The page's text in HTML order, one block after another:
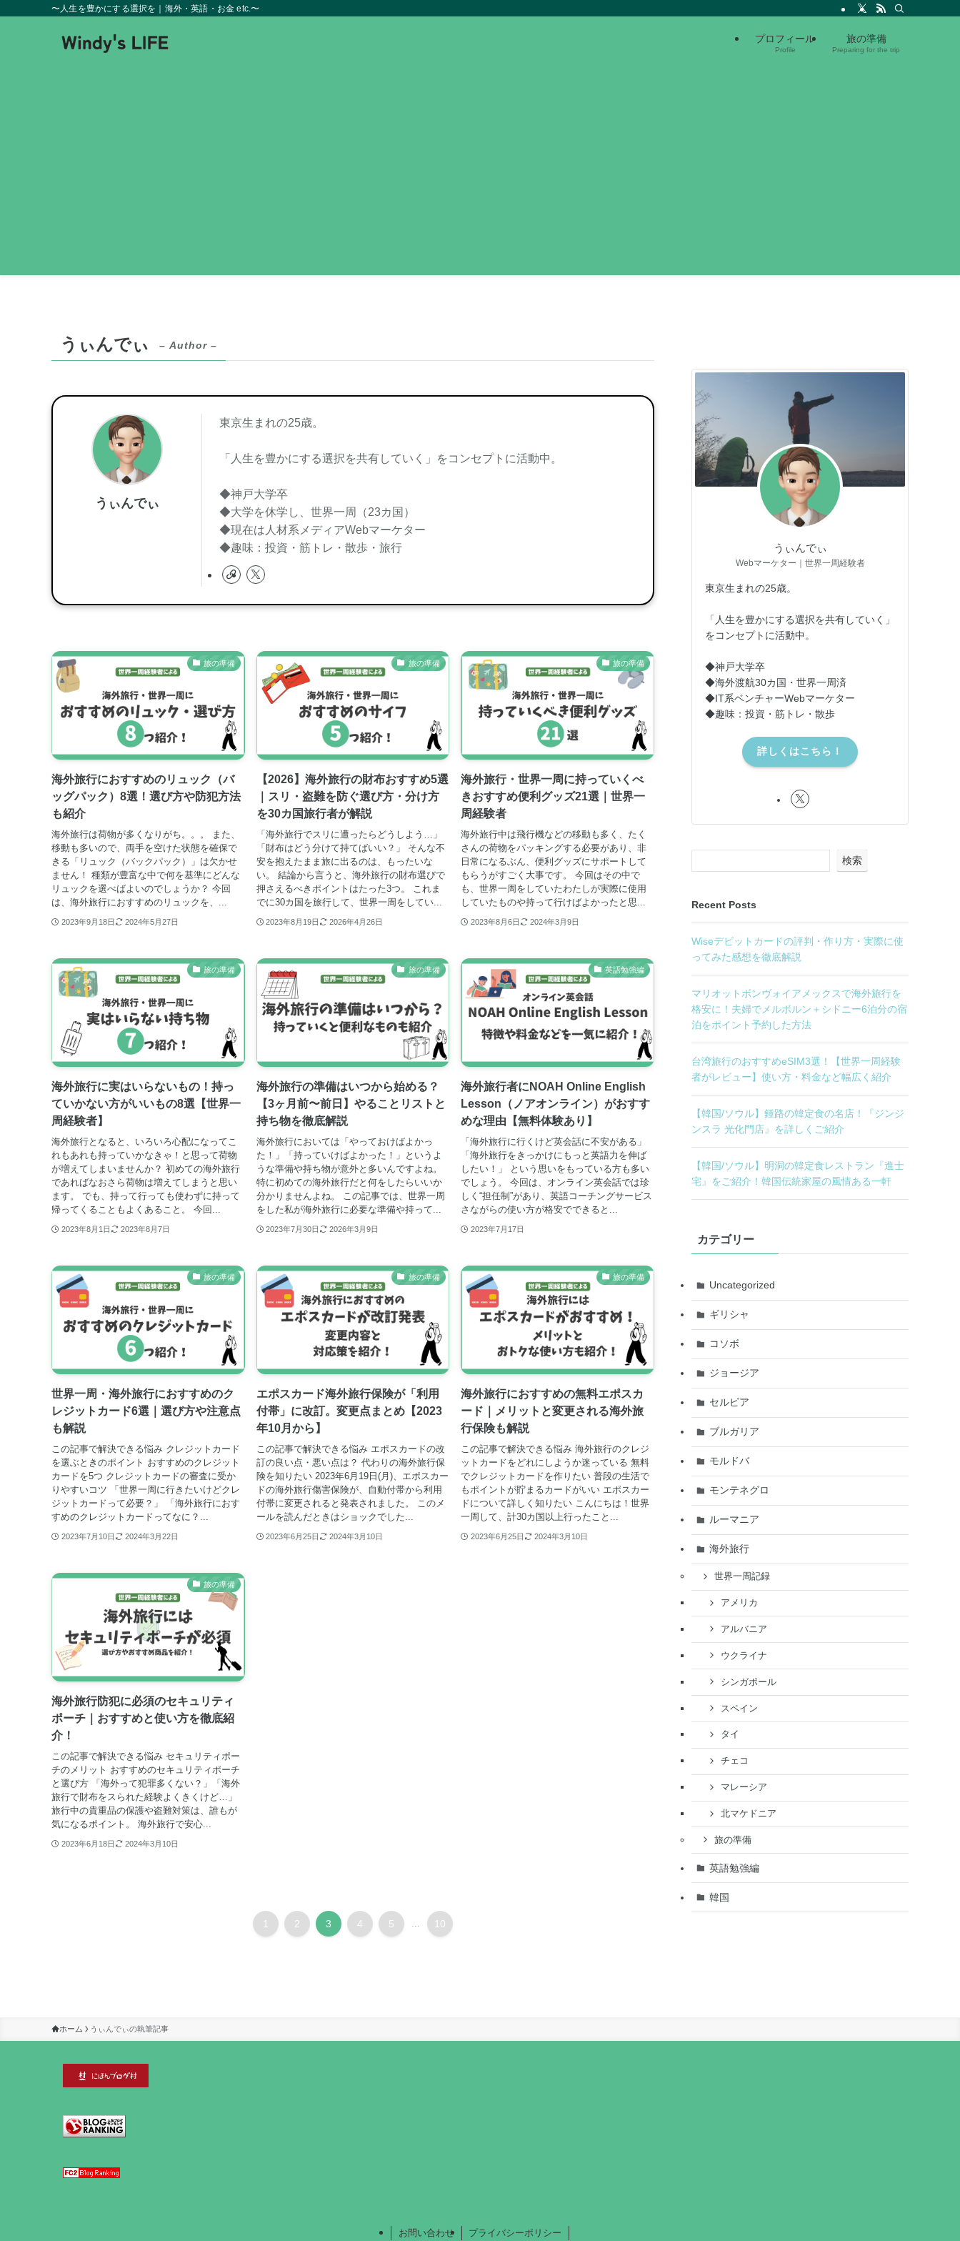
〜人生を豊かにする選択を｜海外・英語・お金 etc.〜
プロフィール
Profile
旅の準備
Preparing for the trip
うぃんでぃ – Author –
うぃんでぃ
東京生まれの25歳。
「人生を豊かにする選択を共有していく」をコンセプトに活動中。
◆神戸大学卒
◆大学を休学し、世界一周（23カ国）
◆現在は人材系メディアWebマーケター
◆趣味：投資・筋トレ・散歩・旅行
旅の準備
海外旅行におすすめのリュック（バ
ッグパック）8選！選び方や防犯方法
も紹介
海外旅行は荷物が多くなりがち。。。 また、
移動も多いので、両手を空けた状態を確保で
きる「リュック（バックパック）」は欠かせ
ません！ 種類が豊富な中で何を基準にどんな
リュックを選べばよいのでしょうか？ 今回
は、海外旅行におすすめのリュックを、...
2023年9月18日 2024年5月27日
旅の準備
【2026】海外旅行の財布おすすめ5選
｜スリ・盗難を防ぐ選び方・分け方
を30カ国旅行者が解説
「海外旅行でスリに遭ったらどうしよう…」
「財布はどう分けて持てばいい？」 そんな不
安を抱えたまま旅に出るのは、もったいな
い。 結論から言うと、海外旅行の財布選びで
押さえるべきポイントはたった3つ。 これま
でに30カ国を旅行して、世界一周をしてい...
2023年8月19日 2026年4月26日
旅の準備
海外旅行・世界一周に持っていくべ
きおすすめ便利グッズ21選｜世界一
周経験者
海外旅行中は飛行機などの移動も多く、たく
さんの荷物をパッキングする必要があり、非
日常になるぶん、便利グッズにサポートして
もらうがすごく大事です。 今回はその中で
も、世界一周をしていたわたしが実際に使用
していたものや持って行けばよかったと思...
2023年8月6日 2024年3月9日
旅の準備
海外旅行に実はいらないもの！持っ
ていかない方がいいもの8選【世界一
周経験者】
海外旅行となると、いろいろ心配になってこ
れもあれも持っていかなきゃ！と思って荷物
が増えてしまいませんか？ 初めての海外旅行
であればなおさら荷物は増えてしまうと思い
ます。 でも、持って行っても使わずに持って
帰ってくることもよくあること。 今回...
2023年8月1日 2023年8月7日
旅の準備
海外旅行の準備はいつから始める？
【3ヶ月前〜前日】やることリストと
持ち物を徹底解説
海外旅行においては「やっておけばよかっ
た！」「持っていけばよかった！」というよ
うな準備や持ち物が意外と多いんですよね。
特に初めての海外旅行だと何をしたらいいか
分かりませんよね。 この記事では、世界一周
をした私が海外旅行に必要な準備や持って...
2023年7月30日 2026年3月9日
英語勉強編
海外旅行者にNOAH Online English
Lesson（ノアオンライン）がおすす
めな理由【無料体験あり】
「海外旅行に行くけど英会話に不安がある」
「海外旅行をきっかけにもっと英語力を伸ば
したい！」 という思いをもっている方も多い
でしょう。 今回は、オンライン英会話では珍
しく“担任制”があり、英語コーチングサービス
さながらの使い方が格安でできると...
2023年7月17日
旅の準備
世界一周・海外旅行におすすめのク
レジットカード6選｜選び方や注意点
も解説
この記事で解決できる悩み クレジットカード
を選ぶときのポイント おすすめのクレジット
カードを5つ クレジットカードの審査に受か
りやすいコツ 「世界一周に行きたいけどクレ
ジットカードって必要？」 「海外旅行におす
すめのクレジットカードってなに？...
2023年7月10日 2024年3月22日
旅の準備
エポスカード海外旅行保険が「利用
付帯」に改訂。変更点まとめ【2023
年10月から】
この記事で解決できる悩み エポスカードの改
訂の良い点・悪い点は？ 代わりの海外旅行保
険を知りたい 2023年6月19日(月)、エポスカー
ドの海外旅行傷害保険が、自動付帯から利用
付帯に変更されると発表されました。 このメ
ールを読んだときはショックでした...
2023年6月25日 2024年3月10日
旅の準備
海外旅行におすすめの無料エポスカ
ード｜メリットと変更される海外旅
行保険も解説
この記事で解決できる悩み 海外旅行のクレジ
ットカードをどれにしようか迷っている 無料
でクレジットカードを作りたい 普段の生活で
もポイントが貯まるカードがいい エポスカー
ドについて詳しく知りたい こんにちは！世界
一周して、計30カ国以上行ったこと...
2023年6月25日 2024年3月10日
旅の準備
海外旅行防犯に必須のセキュリティ
ポーチ｜おすすめと使い方を徹底紹
介！
この記事で解決できる悩み セキュリティポー
チのメリット おすすめのセキュリティポーチ
と選び方 「海外って犯罪多くない？」「海外
旅行で財布をスられた経験よくきくけど…」
旅行中の貴重品の保護や盗難対策は、誰もが
気になるポイント。 海外旅行で安心...
2023年6月18日 2024年3月10日
1 2 3 4 5 10
うぃんでぃ
Webマーケター｜世界一周経験者
東京生まれの25歳。
「人生を豊かにする選択を共有していく」
をコンセプトに活動中。
◆神戸大学卒
◆海外渡航30カ国・世界一周済
◆IT系ベンチャーWebマーケター
◆趣味：投資・筋トレ・散歩
詳しくはこちら！
検索
Recent Posts
Wiseデビットカードの評判・作り方・実際に使
ってみた感想を徹底解説
マリオットボンヴォイアメックスで海外旅行を
格安に！夫婦でメルボルン＋シドニー6泊分の宿
泊をポイント予約した方法
台湾旅行のおすすめeSIM3選！【世界一周経験
者がレビュー】使い方・料金など幅広く紹介
【韓国/ソウル】鍾路の韓定食の名店！『ジンジ
ンスラ 光化門店』を詳しくご紹介
【韓国/ソウル】明洞の韓定食レストラン『進士
宅』をご紹介！韓国伝統家屋の風情ある一軒
カテゴリー
Uncategorized
ギリシャ
コソボ
ジョージア
セルビア
ブルガリア
モルドバ
モンテネグロ
ルーマニア
海外旅行
世界一周記録
アメリカ
アルバニア
ウクライナ
シンガポール
スペイン
タイ
チェコ
マレーシア
北マケドニア
旅の準備
英語勉強編
韓国
ホーム うぃんでぃの執筆記事
お問い合わせ プライバシーポリシー